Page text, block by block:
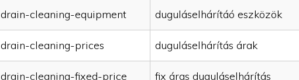
drain-cleaning-equipment duguláselhárítáó eszközök
drain-cleaning-prices duguláselhárítás árak
drain-cleaning-fixed-price fix áras duguláselhárítás